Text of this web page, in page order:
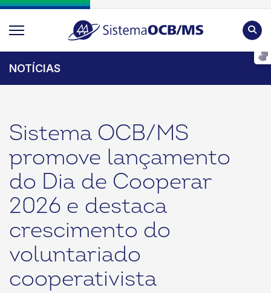
NOTÍCIAS
Sistema OCB/MS
promove lançamento
do Dia de Cooperar
2026 e destaca
crescimento do
voluntariado
cooperativista